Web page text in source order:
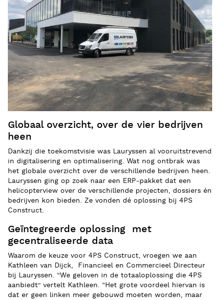
Globaal overzicht, over de vier bedrijven
heen
Dankzij die toekomstvisie was Lauryssen al vooruitstrevend
in digitalisering en optimalisering. Wat nog ontbrak was
het globale overzicht over de verschillende bedrijven heen.
Lauryssen ging op zoek naar een ERP-pakket dat een
helicopterview over de verschillende projecten, dossiers én
bedrijven kon bieden. Ze vonden dé oplossing bij 4PS
Construct.
Geïntegreerde oplossing met
gecentraliseerde data
Waarom de keuze voor 4PS Construct, vroegen we aan
Kathleen van Dijck,
Financieel en Commercieel Directeur
bij Lauryssen. “We geloven in de totaaloplossing die 4PS
aanbiedt” vertelt Kathleen. “Het grote voordeel hiervan is
dat er geen linken meer gebouwd moeten worden, maar